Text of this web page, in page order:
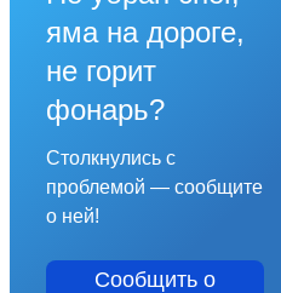
яма на дороге,
не горит
фонарь?
Столкнулись с
проблемой — сообщите
о ней!
Сообщить о